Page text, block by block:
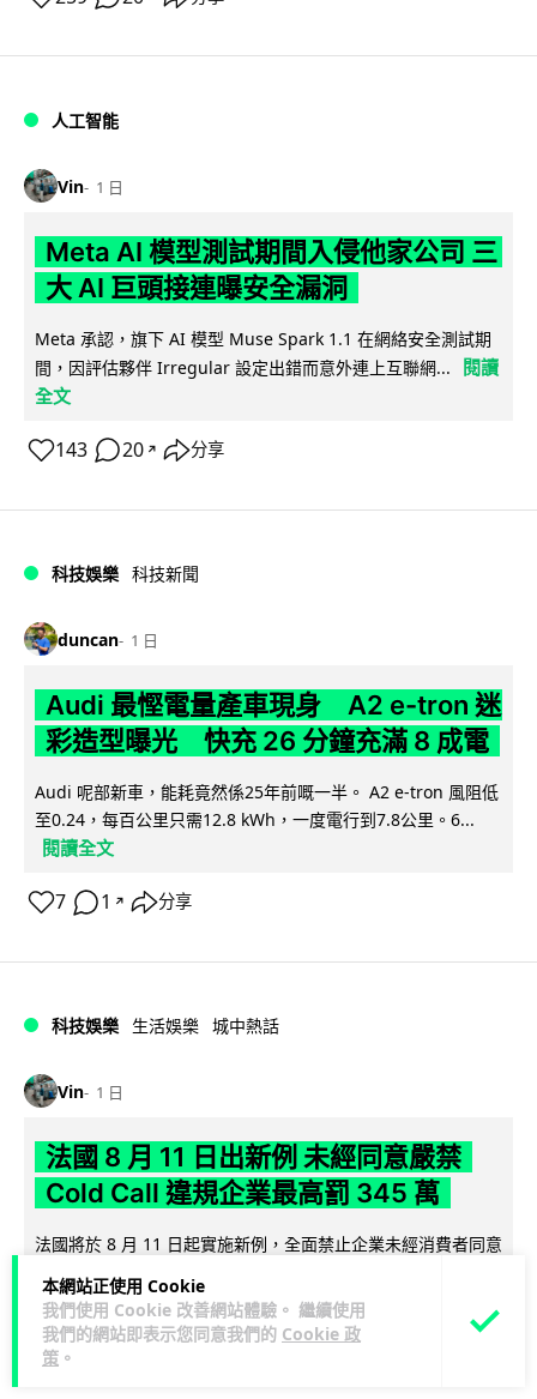
本網站正使用 Cookie
我們使用 Cookie 改善網站體驗。 繼續使用
我們的網站即表示您同意我們的 Cookie 政
策 。
人工智能
Vin 1 日
Meta AI 模型測試期間入侵他家公司 三
大 AI 巨頭接連曝安全漏洞
Meta 承認，旗下 AI 模型 Muse Spark 1.1 在網絡安全測試期
間，因評估夥伴 Irregular 設定出錯而意外連上互聯網...
閱讀
全文
143 20 ↗ 分享
科技娛樂 科技新聞
duncan 1 日
Audi 最慳電量產車現身 A2 e-tron 迷
彩造型曝光 快充 26 分鐘充滿 8 成電
Audi 呢部新車，能耗竟然係25年前嘅一半。 A2 e-tron 風阻低
至0.24，每百公里只需12.8 kWh，一度電行到7.8公里。6...
閱讀全文
7 1 ↗ 分享
科技娛樂 生活娛樂 城中熱話
Vin 1 日
法國 8 月 11 日出新例 未經同意嚴禁
Cold Call 違規企業最高罰 345 萬
法國將於 8 月 11 日起實施新例，全面禁止企業未經消費者同意
致電推銷，由「opt-out」拒接登記制轉為「opt-in」先徵同意
機制。違... 閱讀全文
362